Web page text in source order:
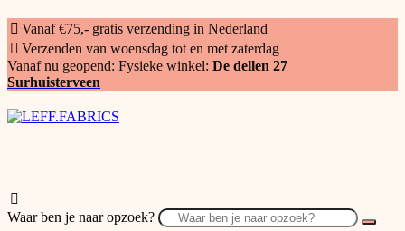
Vanaf €75,- gratis verzending in Nederland
Verzenden van woensdag tot en met zaterdag
Vanaf nu geopend: Fysieke winkel: De dellen 27
Surhuisterveen
Waar ben je naar opzoek?